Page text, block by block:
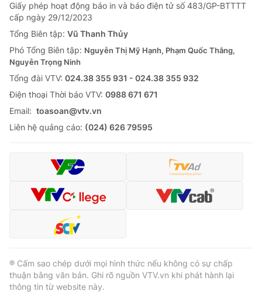
VTV Sức khoẻ Bất động sản
Thị trường 24h
VTV4 Vươn mình bằng AI
VTV9
Theo dõi báo trên
Giấy phép hoạt động báo in và báo điện tử số 483/GP-BTTTT
cấp ngày 29/12/2023
Tổng Biên tập: Vũ Thanh Thủy
Phó Tổng Biên tập: Nguyễn Thị Mỹ Hạnh, Phạm Quốc Thắng,
Nguyễn Trọng Ninh
Tổng đài VTV: 024.38 355 931 - 024.38 355 932
Ðiện thoại Thời báo VTV: 0988 671 671
Email: toasoan@vtv.vn
Liên hệ quảng cáo: (024) 626 79595
® Cấm sao chép dưới mọi hình thức nếu không có sự chấp
thuận bằng văn bản. Ghi rõ nguồn VTV.vn khi phát hành lại
thông tin từ website này.